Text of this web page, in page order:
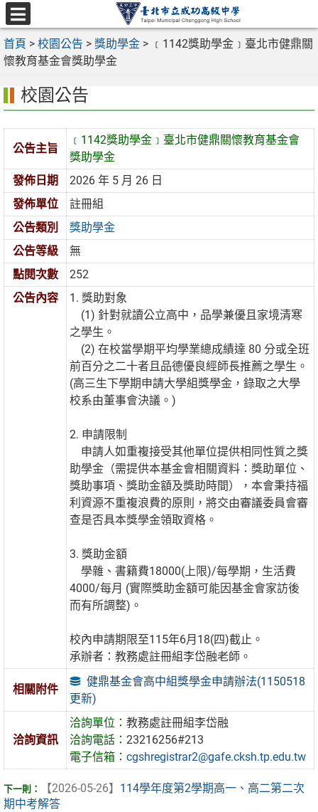
跳
至
主
要
區
選
單
首頁 > 校園公告 > 獎助學金 > ﹝1142獎助學金﹞臺北市健鼎關
懷教育基金會獎助學金
校園公告
公告主旨
﹝1142獎助學金﹞臺北市健鼎關懷教育基金會
獎助學金
發佈日期
2026 年 5 月 26 日
發佈單位
註冊組
公告類別
獎助學金
公告等級
無
點閱次數
252
公告內容
1. 獎助對象
(1) 針對就讀公立高中，品學兼優且家境清寒
之學生。
(2) 在校當學期平均學業總成績達 80 分或全班
前百分之二十者且品德優良經師長推薦之學生。
(高三生下學期申請大學組獎學金，錄取之大學
校系由董事會決議。)
2. 申請限制
申請人如重複接受其他單位提供相同性質之獎
助學金（需提供本基金會相關資料：獎助單位、
獎助事項、獎助金額及獎助時間），本會秉持福
利資源不重複浪費的原則，將交由審議委員會審
查是否具本獎學金領取資格。
3. 獎助金額
學雜、書籍費18000(上限)/每學期，生活費
4000/每月 (實際獎助金額可能因基金會家訪後
而有所調整)。
校內申請期限至115年6月18(四)截止。
承辦者：教務處註冊組李岱融老師。
相關附件
健鼎基金會高中組獎學金申請辦法(1150518
更新)
洽詢資訊
洽詢單位：教務處註冊組李岱融
洽詢電話：23216256#213
電子信箱：cgshregistrar2@gafe.cksh.tp.edu.tw
【2026-05-26】 114學年度第2學期高一、高二第二次
期中考解答